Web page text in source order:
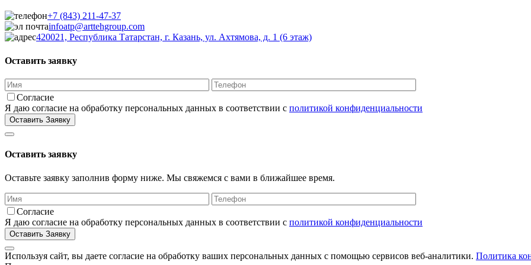
+7 (843) 211-47-37
infoatp@arttehgroup.com
420021, Республика Татарстан, г. Казань, ул. Ахтямова, д. 1 (6 этаж)
Оставить заявку
Согласие
Я даю согласие на обработку персональных данных в соответствии с политикой конфиденциальности
Оставить заявку
Оставьте заявку заполнив форму ниже. Мы свяжемся с вами в ближайшее время.
Согласие
Я даю согласие на обработку персональных данных в соответствии с политикой конфиденциальности
Используя сайт, вы даете согласие на обработку ваших персональных данных с помощью сервисов веб-аналитики. Политика